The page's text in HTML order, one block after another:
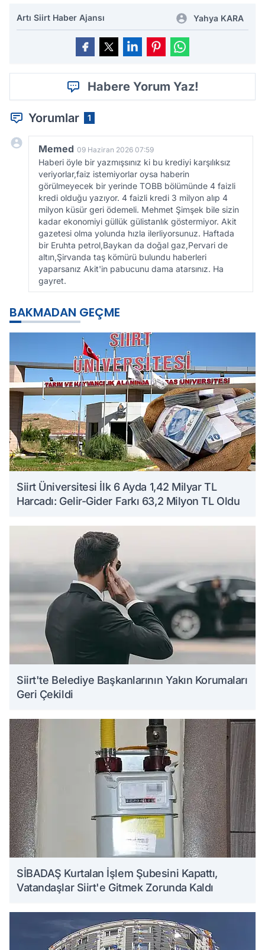
Artı Siirt Haber Ajansı Yahya KARA
Habere Yorum Yaz!
Yorumlar 1
Memed 09 Haziran 2026 07:59
Haberi öyle bir yazmışsınız ki bu krediyi karşılıksız
veriyorlar,faiz istemiyorlar oysa haberin
görülmeyecek bir yerinde TOBB bölümünde 4 faizli
kredi olduğu yazıyor. 4 faizli kredi 3 milyon alıp 4
milyon küsür geri ödemeli. Mehmet Şimşek bile sizin
kadar ekonomiyi güllük gülistanlık göstermiyor. Akit
gazetesi olma yolunda hızla ilerliyorsunuz. Haftada
bir Eruhta petrol,Baykan da doğal gaz,Pervari de
altın,Şirvanda taş kömürü bulundu haberleri
yaparsanız Akit'in pabucunu dama atarsınız. Ha
gayret.
BAKMADAN GEÇME
Siirt Üniversitesi İlk 6 Ayda 1,42 Milyar TL
Harcadı: Gelir-Gider Farkı 63,2 Milyon TL Oldu
Siirt'te Belediye Başkanlarının Yakın Korumaları
Geri Çekildi
SİBADAŞ Kurtalan İşlem Şubesini Kapattı,
Vatandaşlar Siirt'e Gitmek Zorunda Kaldı